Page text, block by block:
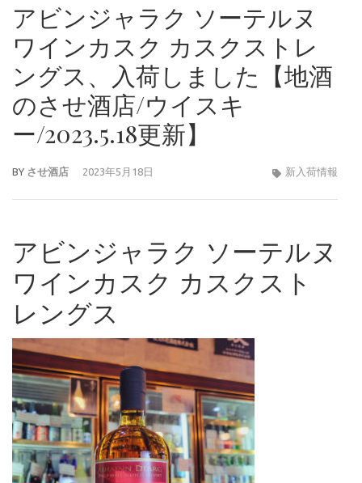
アビンジャラク ソーテルヌ
ワインカスク カスクストレ
ングス、入荷しました【地酒
のさせ酒店/ウイスキ
ー/2023.5.18更新】
BY させ酒店 2023年5月18日 新入荷情報
アビンジャラク ソーテルヌ
ワインカスク カスクスト
レングス